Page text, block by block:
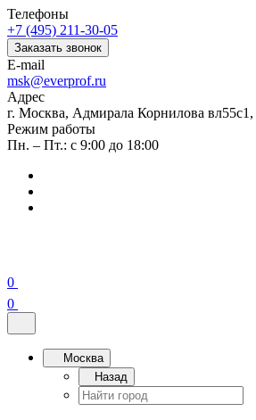
Телефоны
+7 (495) 211-30-05
Заказать звонок
E-mail
msk@everprof.ru
Адрес
г. Москва, Адмирала Корнилова
Режим работы
Пн. – Пт.: с 9:00 до 18:00
0
0
Москва
Назад